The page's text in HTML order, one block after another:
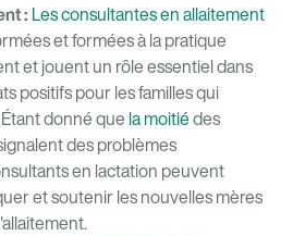
: Les consultantes en allaitement
et formées à la pratique
et jouent un rôle essentiel dans
positifs pour les familles qui
donné que la moitiédes
des problèmes
en lactation peuvent
et soutenir les nouvelles mères